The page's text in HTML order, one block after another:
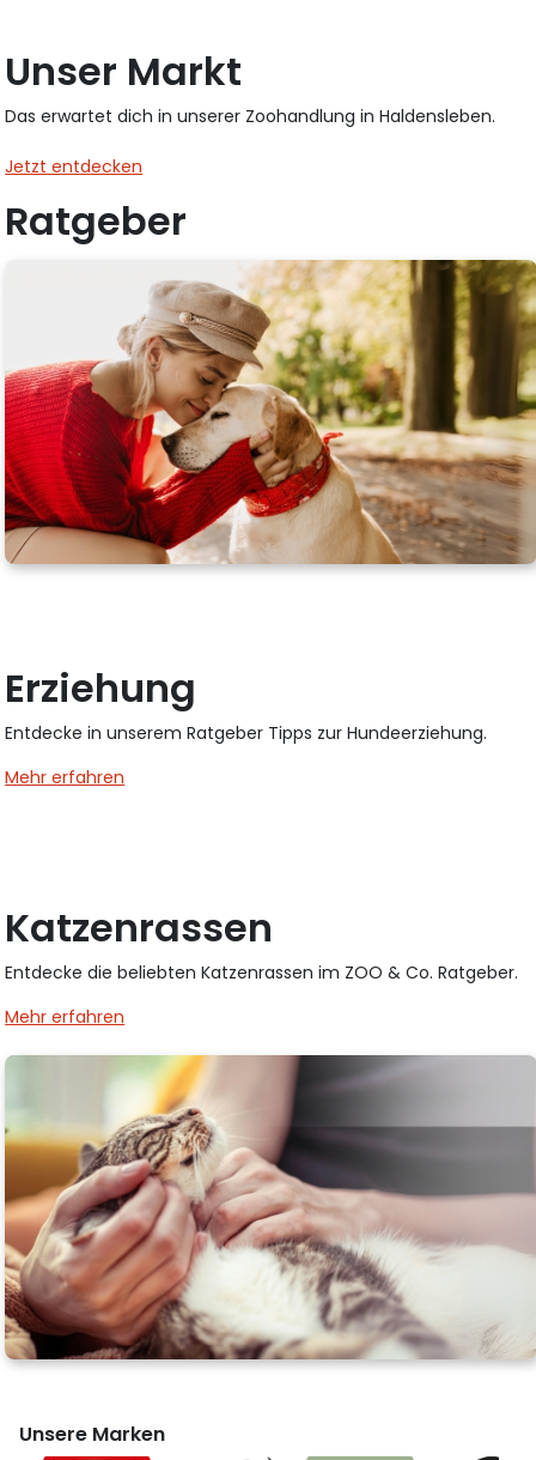
Unser Markt
Das erwartet dich in unserer Zoohandlung in Haldensleben.
Jetzt entdecken
Ratgeber
Erziehung
Entdecke in unserem Ratgeber Tipps zur Hundeerziehung.
Mehr erfahren
Katzenrassen
Entdecke die beliebten Katzenrassen im ZOO & Co. Ratgeber.
Mehr erfahren
Unsere Marken